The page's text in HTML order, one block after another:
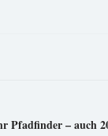
Pfadfinder – auch